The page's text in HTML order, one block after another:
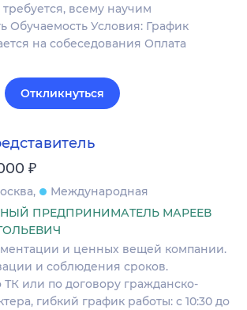
всему научим
Обучаемость Условия: График
на собеседования Оплата
Откликнуться
₽
Международная
ПРЕДПРИНИМАТЕЛЬ МАРЕЕВ
и ценных вещей компании.
и соблюдения сроков.
или по договору гражданско-
гибкий график работы: с 10:30 до